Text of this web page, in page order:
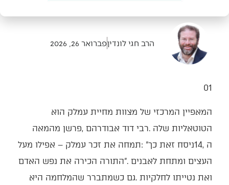
הרב חגי לונדיןפברואר 26, 2026
01‭ ‬
‬ה14‭, ‬ניסח‭ ‬זאת‭ ‬כך‭: ‬‮"‬תמחה‭ ‬את‭ ‬זכר‭ ‬עמלק‭ – ‬אפילו‭ ‬מעל‭
‬העצים‭ ‬ומתחת‭ ‬לאבנים‮"‬‭. ‬התורה‭ ‬הכירה‭ ‬את‭ ‬נפש‭ ‬האדם‭